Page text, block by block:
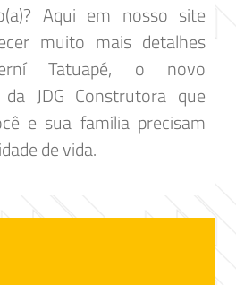
Aqui em nosso site
muito mais detalhes
Tatuapé, o novo
JDG Construtora que
e sua família precisam
de vida.